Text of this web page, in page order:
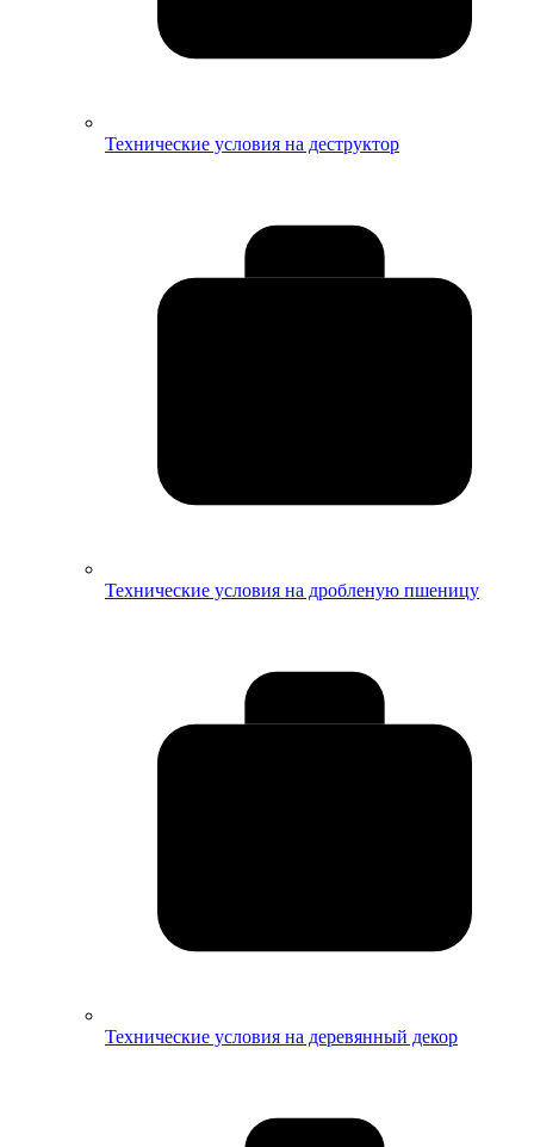
Технические условия на деструктор
Технические условия на дробленую пшеницу
Технические условия на деревянный декор